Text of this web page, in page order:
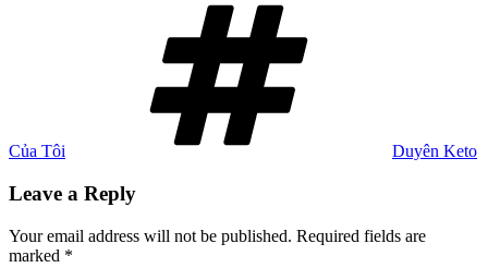
Của Tôi Duyên Keto
Leave a Reply
Your email address will not be published. Required fields are
marked *